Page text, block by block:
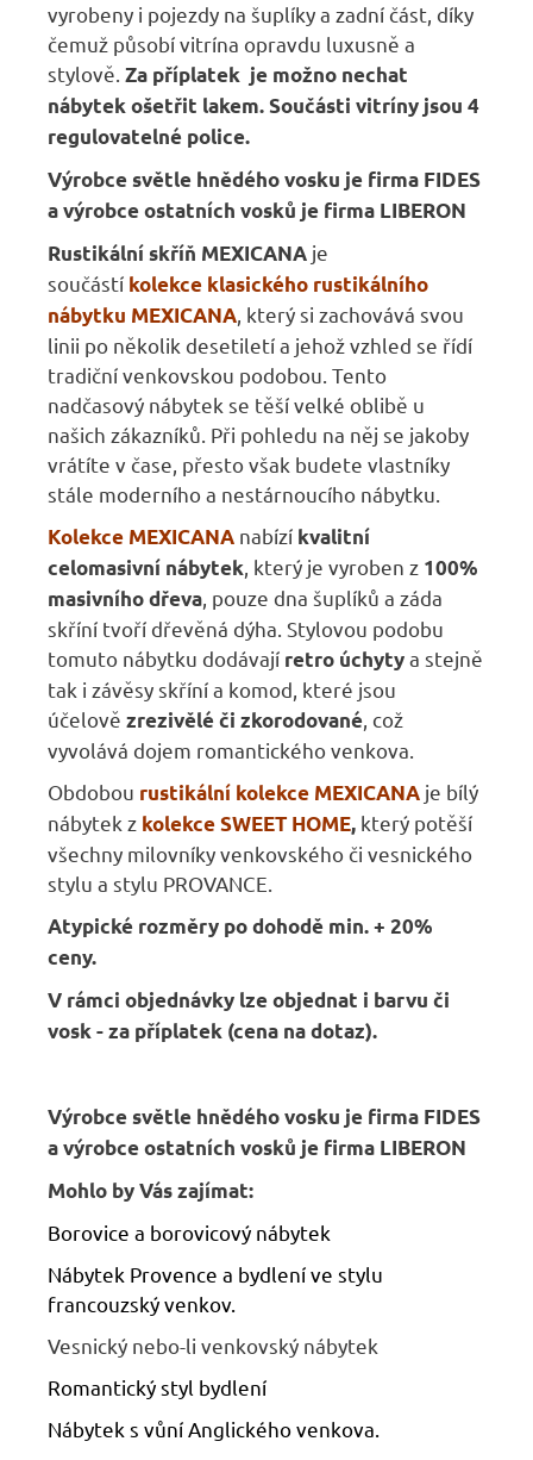
vyrobeny i pojezdy na šuplíky a zadní část, díky
čemuž působí vitrína opravdu luxusně a
stylově. Za příplatek je možno nechat
nábytek ošetřit lakem. Součásti vitríny jsou 4
regulovatelné police.
Výrobce světle hnědého vosku je firma FIDES
a výrobce ostatních vosků je firma LIBERON
Rustikální skříň MEXICANA je
součástí kolekce klasického rustikálního
nábytku MEXICANA, který si zachovává svou
linii po několik desetiletí a jehož vzhled se řídí
tradiční venkovskou podobou. Tento
nadčasový nábytek se těší velké oblibě u
našich zákazníků. Při pohledu na něj se jakoby
vrátíte v čase, přesto však budete vlastníky
stále moderního a nestárnoucího nábytku.
Kolekce MEXICANA nabízí kvalitní
celomasivní nábytek, který je vyroben z 100%
masivního dřeva, pouze dna šuplíků a záda
skříní tvoří dřevěná dýha. Stylovou podobu
tomuto nábytku dodávají retro úchytya stejně
tak i závěsy skříní a komod, které jsou
účelově zrezivělé či zkorodované, což
vyvolává dojem romantického venkova.
Obdobou rustikální kolekce MEXICANA je bílý
nábytek z kolekce SWEET HOME, který potěší
všechny milovníky venkovského či vesnického
stylu a stylu PROVANCE.
Atypické rozměry po dohodě min. + 20%
ceny.
V rámci objednávky lze objednat i barvu či
vosk - za příplatek (cena na dotaz).
Výrobce světle hnědého vosku je firma FIDES
a výrobce ostatních vosků je firma LIBERON
Mohlo by Vás zajímat:
Borovice a borovicový nábytek
Nábytek Provence a bydlení ve stylu
francouzský venkov.
Vesnický nebo-li venkovský nábytek
Romantický styl bydlení
Nábytek s vůní Anglického venkova.